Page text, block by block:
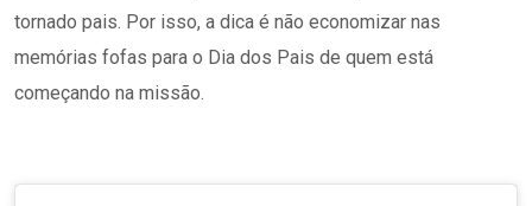
tornado pais. Por isso, a dica é não economizar nas
memórias fofas para o Dia dos Pais de quem está
começando na missão.